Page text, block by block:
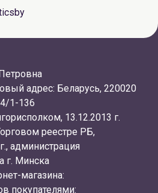
адрес: Беларусь, 220020
1-136
13.12.2013 г.
реестре РБ,
администрация
г. Минска
магазина:
покупателями: